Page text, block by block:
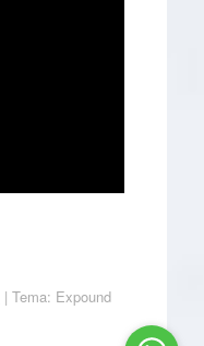
| Tema: Expound